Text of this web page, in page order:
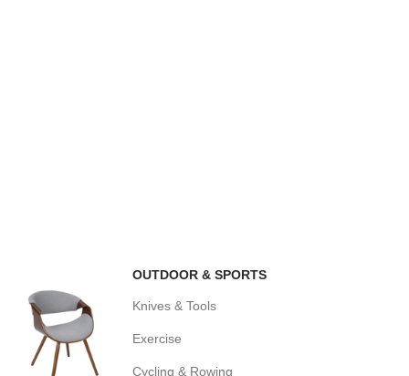
OUTDOOR & SPORTS
Knives & Tools
Exercise
Cycling & Rowing